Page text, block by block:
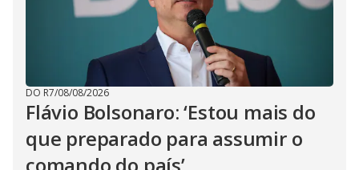
DO R7/08/08/2026
Flávio Bolsonaro: ‘Estou mais do
que preparado para assumir o
comando do país’